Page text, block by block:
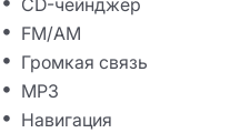
CD-чейнджер
FM/AM
Громкая связь
MP3
Навигация